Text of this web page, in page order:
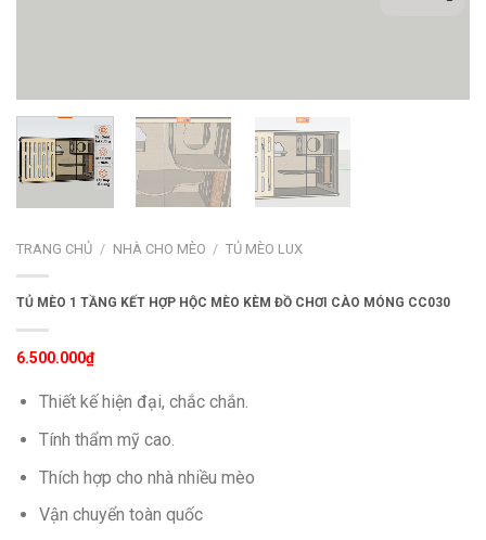
TRANG CHỦ / NHÀ CHO MÈO / TỦ MÈO LUX
TỦ MÈO 1 TẦNG KẾT HỢP HỘC MÈO KÈM ĐỒ CHƠI CÀO MÓNG CC030
6.500.000₫
Thiết kế hiện đại, chắc chắn.
Tính thẩm mỹ cao.
Thích hợp cho nhà nhiều mèo
Vận chuyển toàn quốc